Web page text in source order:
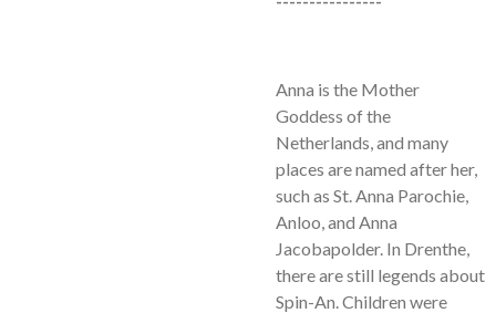
Anna is the Mother
Goddess of the
Netherlands, and many
places are named after her,
such as St. Anna Parochie,
Anloo, and Anna
Jacobapolder. In Drenthe,
there are still legends about
Spin-An. Children were